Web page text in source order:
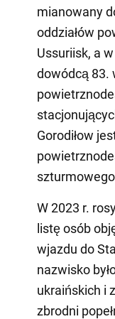
mianowany
oddziałów
Ussuriisk, a
dowódcą 83.
Gorodiłow
W 2023 r.
listę osób
wjazdu do
nazwisko
ukraińskich i
zbrodni